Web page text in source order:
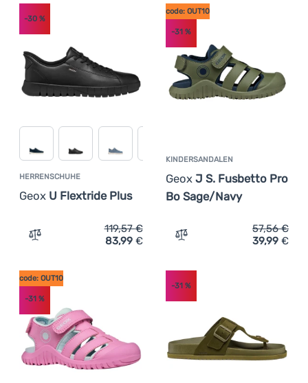
HERRENSCHUHE
Geox U Flextride Plus
-30 %
Zum Vergleich 'Herrenschuhe Geox U Flextride Plus'
119,57€
83,99 €
KINDERSANDALEN
Geox J S. Fusbetto Pro
Bo Sage/Navy
code: OUT10
-31 %
Zum Vergleich
57,56€
39,99 €
code: OUT10
-31 %
-31%